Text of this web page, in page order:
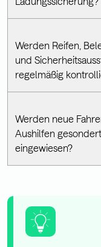
Werden Reifen,
und
regelmäßig
Werden neue
Aushilfen gesondert
eingewiesen?